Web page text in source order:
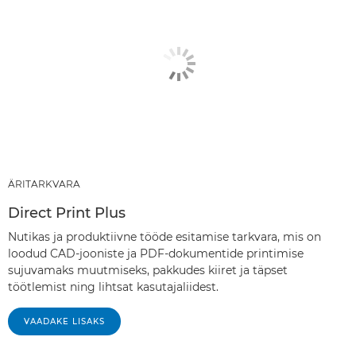
ÄRITARKVARA
Direct Print Plus
Nutikas ja produktiivne tööde esitamise tarkvara, mis on
loodud CAD-jooniste ja PDF-dokumentide printimise
sujuvamaks muutmiseks, pakkudes kiiret ja täpset
töötlemist ning lihtsat kasutajaliidest.
‎‎VAADAKE LISAKS